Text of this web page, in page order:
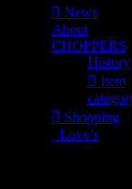
News
About
CHOPPERS
History
Item
Shopping
Love’s